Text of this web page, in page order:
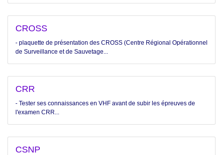
CROSS
- plaquette de présentation des CROSS (Centre Régional Opérationnel
de Surveillance et de Sauvetage...
CRR
- Tester ses connaissances en VHF avant de subir les épreuves de
l'examen CRR...
CSNP